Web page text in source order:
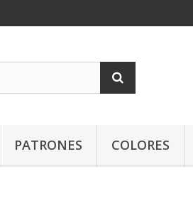
PATRONES COLORES